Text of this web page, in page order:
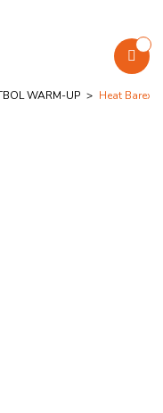
WARM-UP Heat Barex